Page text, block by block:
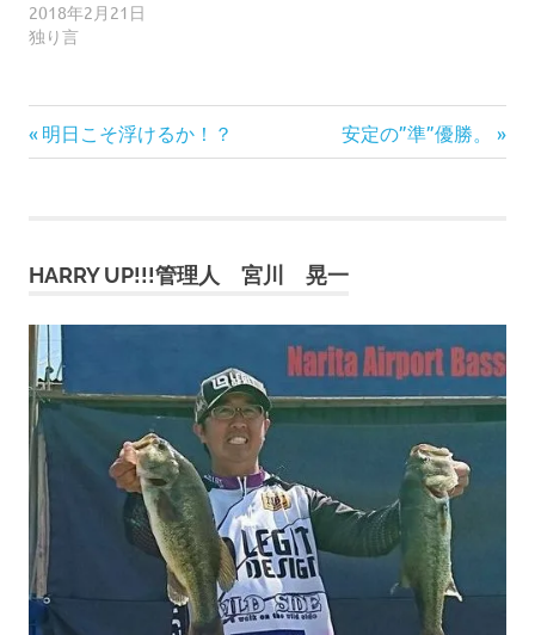
2018年2月21日
独り言
投
ビ
ゲ
ー
シ
ョ
ン
前
の
明日こそ浮けるか！？
次
の
安定の”準”優勝。
HARRY UP!!!管理人 宮川 晃一